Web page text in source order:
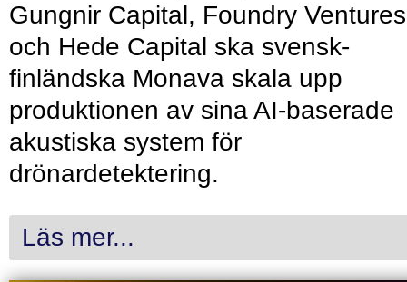
Gungnir Capital, Foundry Ventures
och Hede Capital ska svensk-
finländska Monava skala upp
produktionen av sina AI-baserade
akustiska system för
drönardetektering.
Läs mer...